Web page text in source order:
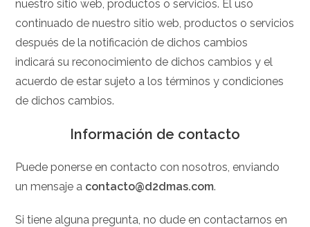
nuestro sitio web, productos o servicios. El uso
continuado de nuestro sitio web, productos o servicios
después de la notificación de dichos cambios
indicará su reconocimiento de dichos cambios y el
acuerdo de estar sujeto a los términos y condiciones
de dichos cambios.
Información de contacto
Puede ponerse en contacto con nosotros, enviando
un mensaje a contacto@d2dmas.com.
Si tiene alguna pregunta, no dude en contactarnos en